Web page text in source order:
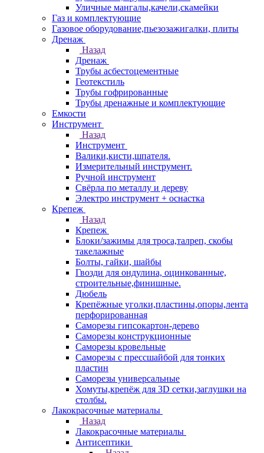
Уличные мангалы,качели,скамейки
Газ и комплектующие
Газовое оборудование,пьезозажигалки, плиты
Дренаж
Назад
Дренаж
Трубы асбестоцементные
Геотекстиль
Трубы гофрированные
Трубы дренажные и комплектующие
Емкости
Инструмент
Назад
Инструмент
Валики,кисти,шпателя.
Измерительный инструмент.
Ручной инструмент
Свёрла по металлу и дереву
Электро инструмент + оснастка
Крепеж
Назад
Крепеж
Блоки/зажимы для троса,талреп, скобы
такелажные
Болты, гайки, шайбы
Гвозди для ондулина, оцинкованные,
строительные,финишные.
Дюбель
Крепёжные уголки,пластины,опоры,лента
перфорированная
Саморезы гипсокартон-дерево
Саморезы конструкционные
Саморезы кровельные
Саморезы с прессшайбой для тонких
пластин
Саморезы универсальные
Хомуты,крепёж для 3D сетки,заглушки на
столбы.
Лакокрасочные материалы
Назад
Лакокрасочные материалы
Антисептики